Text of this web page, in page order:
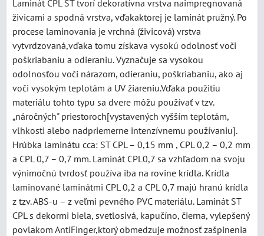
Laminát CPL ST tvorí dekoratívna vrstva naimpregnovaná
živicami a spodná vrstva, vďakaktorej je laminát pružný. Po
procese laminovania je vrchná (živicová) vrstva
vytvrdzovaná,vďaka tomu získava vysokú odolnosť voči
poškriabaniu a odieraniu. Vyznačuje sa vysokou
odolnosťou voči nárazom, odieraniu, poškriabaniu, ako aj
voči vysokým teplotám a UV žiareniu.Vďaka použitiu
materiálu tohto typu sa dvere môžu používať v tzv.
„náročných" priestoroch[vystavených vyšším teplotám,
vlhkosti alebo nadpriemerne intenzívnemu používaniu].
Hrúbka laminátu cca: ST CPL – 0,15 mm , CPL 0,2 – 0,2 mm
a CPL 0,7 – 0,7 mm. Laminát CPL0,7 sa vzhľadom na svoju
výnimočnú tvrdosť používa iba na rovine krídla. Krídla
laminované laminátmi CPL 0,2 a CPL 0,7 majú hranú krídla
z tzv. ABS-u – z veľmi pevného PVC materiálu. Laminát ST
CPL s dekormi biela, svetlosivá, kapučíno, čierna, vylepšený
povlakom AntiFinger,ktorý obmedzuje možnosť zašpinenia